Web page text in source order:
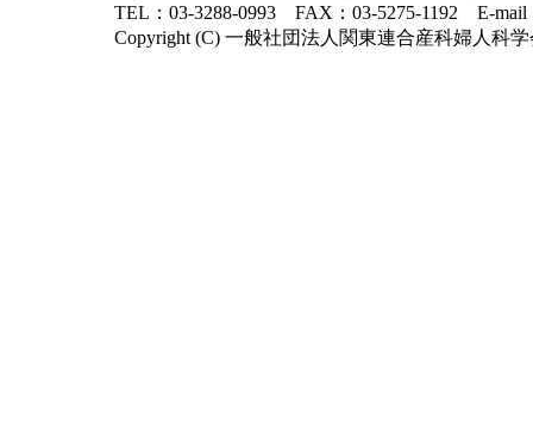
TEL：03-3288-0993 FAX：03-5275-1192 E-mail
Copyright (C) 一般社団法人関東連合産科婦人科